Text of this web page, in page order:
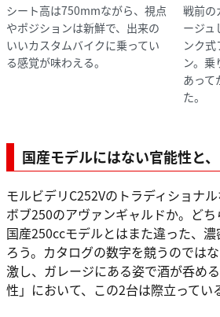
シート高は750mmながら、視点
やポジションは新鮮で、出来の
いいカスタムバイクに乗ってい
る感覚が味わえる。
戦前の
ージュ
ンク式
ン。乗
あって
た。
国産モデルにはない官能性と
モルビデリC252Vのトラディショナ
ボブ250のアヴァンギャルドか。ど
国産250ccモデルとはまた違った、
ろう。カタログの数字を競うのでは
激し、ガレージにある姿で酒が呑め
性」において、この2台は際立ってい